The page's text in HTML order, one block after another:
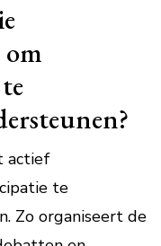
actief
te
Zo organiseert de